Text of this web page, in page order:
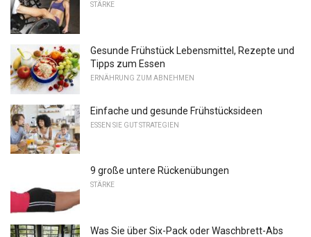
STÄRKE
Gesunde Frühstück Lebensmittel, Rezepte und
Tipps zum Essen
ERNÄHRUNG ZUM ABNEHMEN
Einfache und gesunde Frühstücksideen
ESSEN SIE GUT STRATEGIEN
9 große untere Rückenübungen
STÄRKE
Was Sie über Six-Pack oder Waschbrett-Abs